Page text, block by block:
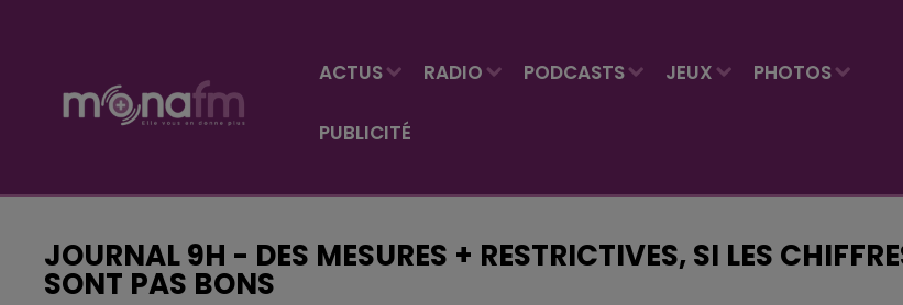
ACTUS RADIO PODCASTS JEUX PHOTOS
PUBLICITÉ
JOURNAL 9H - DES MESURES + RESTRICTIVES, SI LES
SONT PAS BONS